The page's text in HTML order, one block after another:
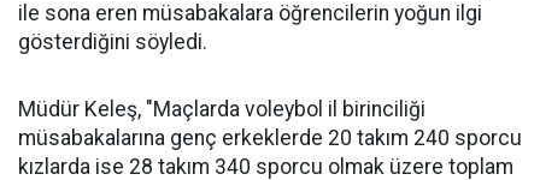
ile sona eren müsabakalara öğrencilerin yoğun ilgi
gösterdiğini söyledi.
Müdür Keleş, "Maçlarda voleybol il birinciliği
müsabakalarına genç erkeklerde 20 takım 240 sporcu
kızlarda ise 28 takım 340 sporcu olmak üzere toplam